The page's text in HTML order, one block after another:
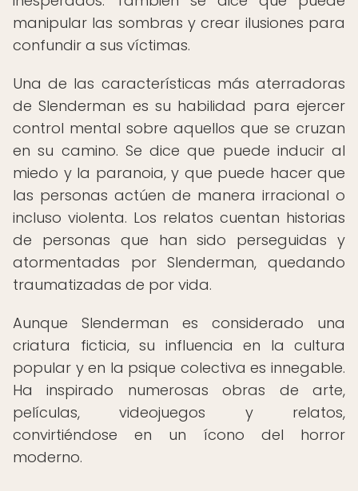
manipular las sombras y crear ilusiones para
confundir a sus víctimas.
Una de las características más aterradoras
de Slenderman es su habilidad para ejercer
control mental sobre aquellos que se cruzan
en su camino. Se dice que puede inducir al
miedo y la paranoia, y que puede hacer que
las personas actúen de manera irracional o
incluso violenta. Los relatos cuentan historias
de personas que han sido perseguidas y
atormentadas por Slenderman, quedando
traumatizadas de por vida.
Aunque Slenderman es considerado una
criatura ficticia, su influencia en la cultura
popular y en la psique colectiva es innegable.
Ha inspirado numerosas obras de arte,
películas, videojuegos y relatos,
convirtiéndose en un ícono del horror
moderno.